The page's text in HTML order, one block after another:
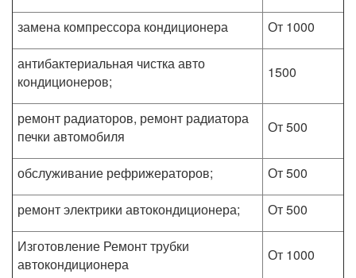
замена компрессора кондиционера
От 1000
антибактериальная чистка авто
кондиционеров;
1500
ремонт радиаторов, ремонт радиатора
печки автомобиля
От 500
обслуживание рефрижераторов;
От 500
ремонт электрики автокондиционера;
От 500
Изготовление Ремонт трубки
автокондиционера
От 1000